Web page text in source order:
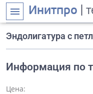
menu Инитпро |
Эндолигатура с
Информация по
Цена: